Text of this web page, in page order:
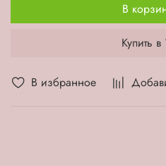
В избранное
В
Купить